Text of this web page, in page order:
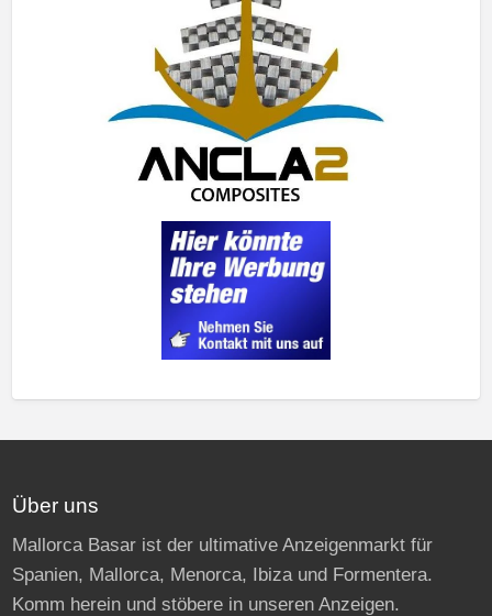
Über uns
Mallorca Basar ist der ultimative Anzeigenmarkt für
Spanien, Mallorca, Menorca, Ibiza und Formentera.
Komm herein und stöbere in unseren Anzeigen.